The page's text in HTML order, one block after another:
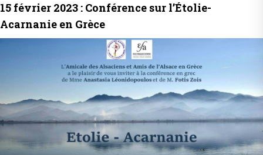
15 février 2023 : Conférence sur l’Étolie-
Acarnanie en Grèce